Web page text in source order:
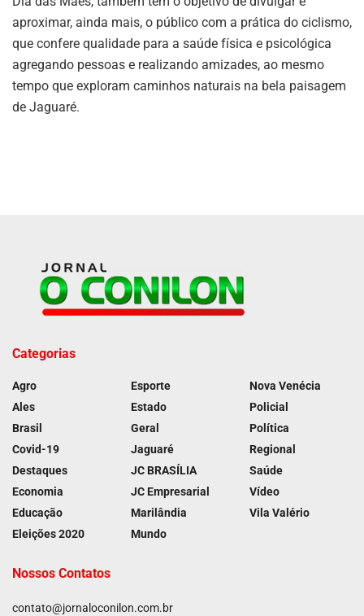
aproximar, ainda mais, o público com a prática do ciclismo,
que confere qualidade para a saúde física e psicológica
agregando pessoas e realizando amizades, ao mesmo
tempo que exploram caminhos naturais na bela paisagem
de Jaguaré.
Categorias
Agro
Ales
Brasil
Covid-19
Destaques
Economia
Educação
Eleições 2020
Esporte
Estado
Geral
Jaguaré
JC BRASÍLIA
JC Empresarial
Marilândia
Mundo
Nova Venécia
Policial
Política
Regional
Saúde
Vídeo
Vila Valério
Nossos Contatos
contato@jornaloconilon.com.br